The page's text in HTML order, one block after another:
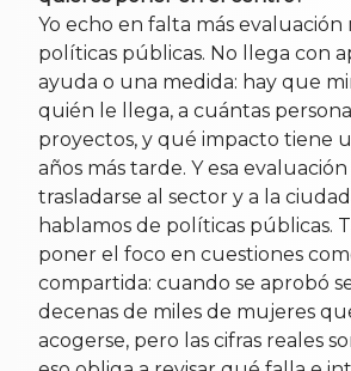
Yo echo en falta más evaluación
políticas públicas. No llega con
ayuda o una medida: hay que
quién le llega, a cuántas
proyectos, y qué impacto tiene
años más tarde. Y esa
trasladarse al sector y a la
hablamos de políticas públicas.
poner el foco en cuestiones
compartida: cuando se aprobó
decenas de miles de mujeres
acogerse, pero las cifras reales